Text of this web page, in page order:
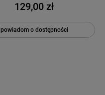
129,00 zł
powiadom o dostępności